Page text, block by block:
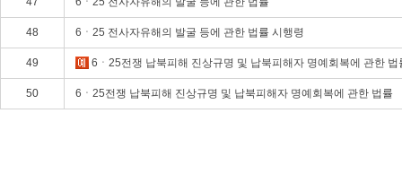
48 6ㆍ25 전사자유해의 발굴 등에 관한 법률 시행령
49 6ㆍ25전쟁 납북피해 진상규명 및 납북피해자 명예회복에 관한 법
50 6ㆍ25전쟁 납북피해 진상규명 및 납북피해자 명예회복에 관한 법률